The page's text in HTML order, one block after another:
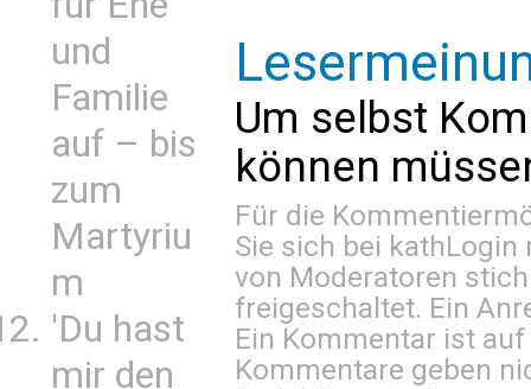
und
Familie
auf – bis
zum
Martyriu
m
'Du hast
mir den
Um selbst
können
Für die
Sie sich bei kathLogin
von Moderatoren
freigeschaltet. Ein
Ein Kommentar ist
Kommentare geben